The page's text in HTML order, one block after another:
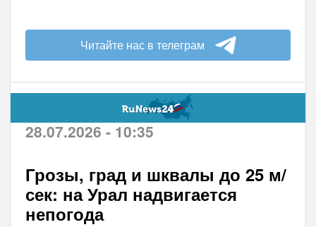
Читайте нас в телеграм
28.07.2026 - 10:35
Грозы, град и шквалы до 25 м/
сек: на Урал надвигается
непогода